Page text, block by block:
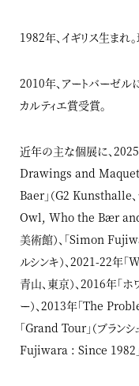
1982年、イギリス生まれ
2010年、アートバーゼル
カルティエ賞受賞。
近年の主な個展に、
Drawings and
Baer」（G2 Kunsthalle、
Owl, Who the Bær and
美術館）、「Simon
ルシンキ）、2021-22年「
青山、東京）、2016年「ホ
ー）、2013年「The
「Grand Tour」（ブラン
Fujiwara : Since 1982」